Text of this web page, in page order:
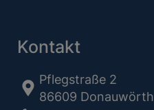
Kontakt
Pflegstraße 2
86609 Donauwörth